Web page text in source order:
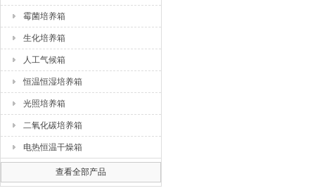
霉菌培养箱
生化培养箱
人工气候箱
恒温恒湿培养箱
光照培养箱
二氧化碳培养箱
电热恒温干燥箱
查看全部产品